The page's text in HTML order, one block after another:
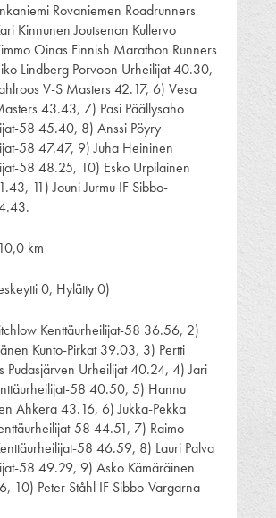
Rovaniemen Roadrunners
Kinnunen Joutsenon Kullervo
Oinas Finnish Marathon Runners
Lindberg Porvoon Urheilijat 40.30,
V-S Masters 42.17, 6) Vesa
43.43, 7) Pasi Päällysaho
58 45.40, 8) Anssi Pöyry
58 47.47, 9) Juha Heininen
58 48.25, 10) Esko Urpilainen
11) Jouni Jurmu IF Sibbo-
km
0, Hylätty 0)
Kenttäurheilijat-58 36.56, 2)
Kunto-Pirkat 39.03, 3) Pertti
Pudasjärven Urheilijat 40.24, 4) Jari
58 40.50, 5) Hannu
Ahkera 43.16, 6) Jukka-Pekka
58 44.51, 7) Raimo
58 46.59, 8) Lauri Palva
58 49.29, 9) Asko Kämäräinen
10) Peter Ståhl IF Sibbo-Vargarna